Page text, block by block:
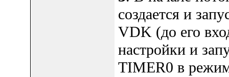
создается и
VDK (до его
настройки и
TIMER0 в